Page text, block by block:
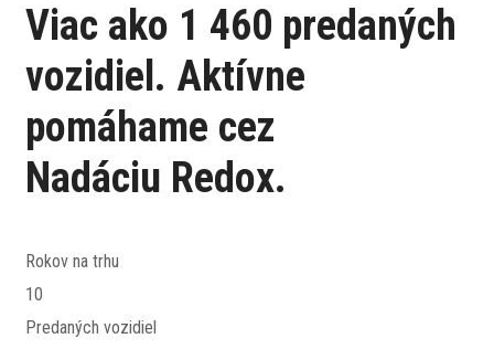
Viac ako 1 460 predaných
vozidiel. Aktívne
pomáhame cez
Nadáciu Redox.
Rokov na trhu
10
Predaných vozidiel